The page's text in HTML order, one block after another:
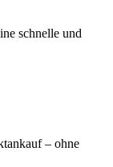
schnelle und
– ohne